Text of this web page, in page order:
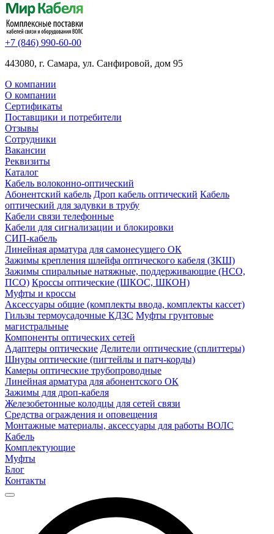
+7 (846) 990-60-00
443080, г. Самара, ул. Санфировой, дом 95
О компании
О компании
Сертификаты
Поставщики и потребители
Отзывы
Сотрудники
Вакансии
Реквизиты
Каталог
Кабель волоконно-оптический
Абонентский кабель Дроп кабель оптический Кабель
оптический для задувки в трубу
Кабели связи телефонные
Кабели для сигнализации и блокировки
СИП-кабель
Линейная арматура для самонесущего ОК
Зажимы крепления шлейфа оптического кабеля (ЗКШ)
Зажимы спиральные натяжные, поддерживающие (НСО,
ПСО) Кроссы оптические (ШКОС, ШКОН)
Муфты и кроссы
Аксессуары общие (комплекты ввода, комплекты кассет)
Гильзы термоусадочные КДЗС Муфты грунтовые
магистральные
Компоненты оптических сетей
Адаптеры оптические Делители оптические (сплиттеры)
Шнуры оптические (пигтейлы и патч-корды)
Камеры оптические трубопроводные
Линейная арматура для абонентского ОК
Зажимы для дроп-кабеля
Железобетонные колодцы для сетей связи
Средства ограждения и оповещения
Монтажные материалы, аксессуары для работы ВОЛС
Кабель
Комплектующие
Муфты
Блог
Контакты